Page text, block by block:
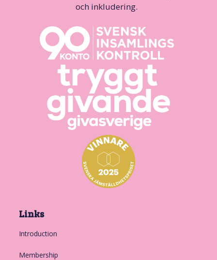
och inkludering.
Links
Introduction
Membership